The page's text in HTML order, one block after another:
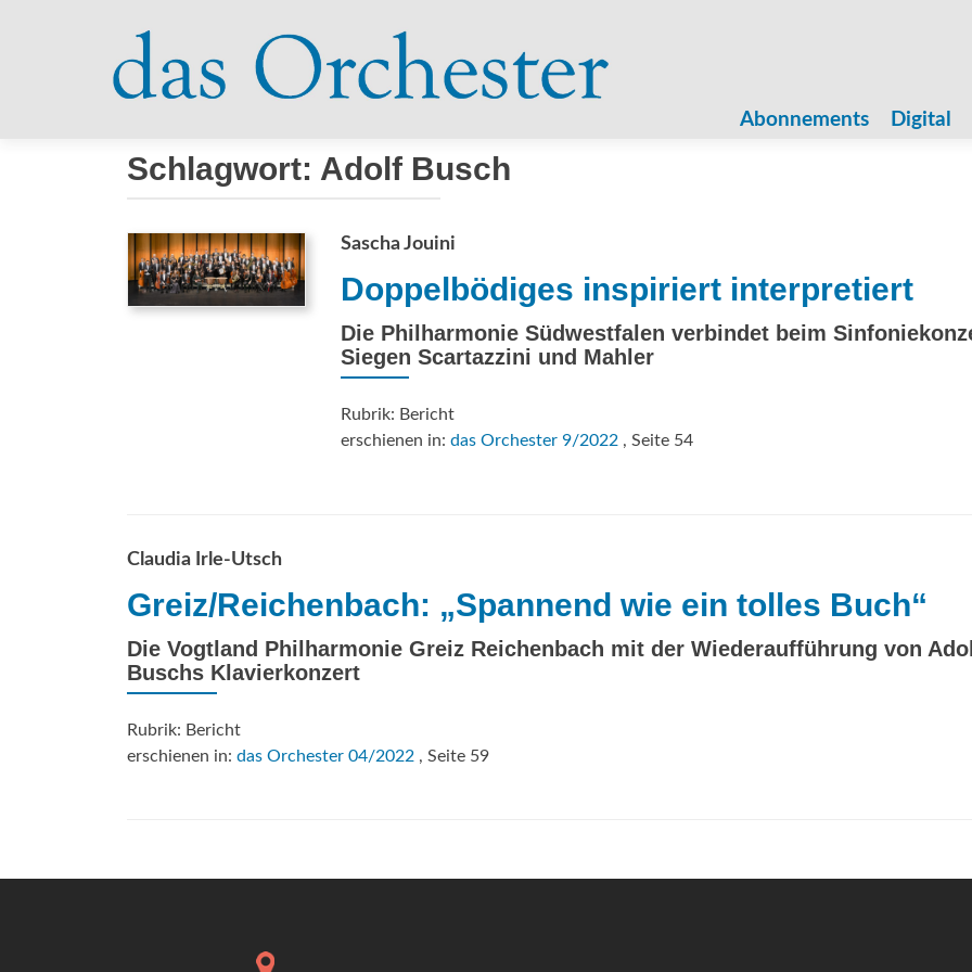
Abonnements Digital
Schlagwort: Adolf Busch
Sascha Jouini
Doppelbödiges inspiriert interpretiert
Die Philharmonie Südwestfalen verbindet beim
Siegen Scartazzini und Mahler
Rubrik: Bericht
erschienen in: das Orchester 9/2022 , Seite 54
Claudia Irle-Utsch
Greiz/Reichenbach: „Spannend wie ein tolles Buch“
Die Vogtland Philharmonie Greiz Reichenbach mit der Wiederaufführung von
Buschs Klavierkonzert
Rubrik: Bericht
erschienen in: das Orchester 04/2022 , Seite 59